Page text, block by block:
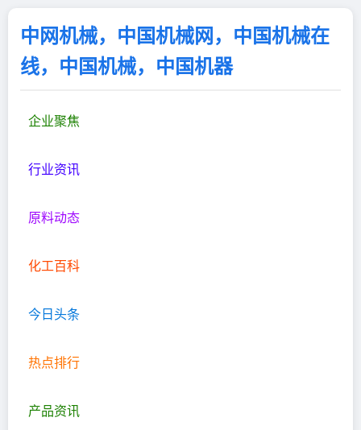
中网机械，中国机械网，中国机械在
线，中国机械，中国机器
企业聚焦
行业资讯
原料动态
化工百科
今日头条
热点排行
产品资讯